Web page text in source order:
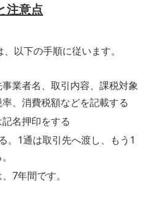
注意点
以下の手順に従います。
業者名、取引内容、課税対象
、消費税額などを記載する
名押印をする
。1通は取引先へ渡し、もう1
7年間です。